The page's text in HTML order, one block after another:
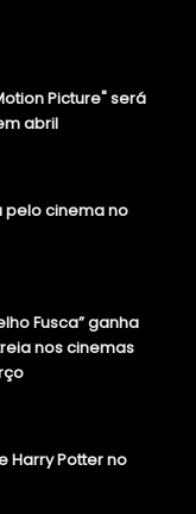
Picture" será
abril
pelo cinema no
Fusca” ganha
nos cinemas
Harry Potter no